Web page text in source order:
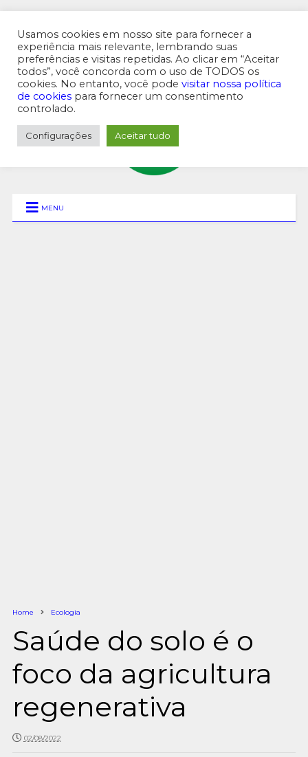
MENU SUPERIOR
MENU
Home Ecologia
Saúde do solo é o
foco da agricultura
regenerativa
02/08/2022
Usamos cookies em nosso site para fornecer a
experiência mais relevante, lembrando suas
preferências e visitas repetidas. Ao clicar em “Aceitar
todos”, você concorda com o uso de TODOS os
cookies. No entanto, você pode visitar nossa política
de cookies para fornecer um consentimento
controlado.
Configurações Aceitar tudo